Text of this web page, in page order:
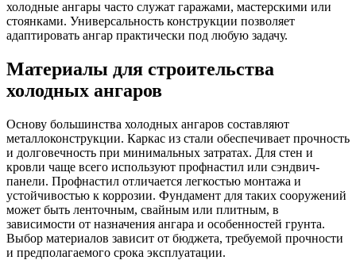
холодные ангары часто служат гаражами, мастерскими или
стоянками. Универсальность конструкции позволяет
адаптировать ангар практически под любую задачу.
Материалы для строительства
холодных ангаров
Основу большинства холодных ангаров составляют
металлоконструкции. Каркас из стали обеспечивает прочность
и долговечность при минимальных затратах. Для стен и
кровли чаще всего используют профнастил или сэндвич-
панели. Профнастил отличается легкостью монтажа и
устойчивостью к коррозии. Фундамент для таких сооружений
может быть ленточным, свайным или плитным, в
зависимости от назначения ангара и особенностей грунта.
Выбор материалов зависит от бюджета, требуемой прочности
и предполагаемого срока эксплуатации.